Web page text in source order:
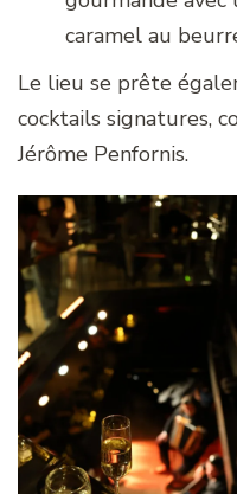
caramel au
Le lieu se prête
cocktails signatures,
Jérôme Penfornis.